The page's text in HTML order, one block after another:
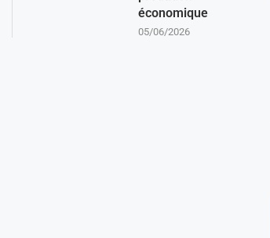
économique
05/06/2026